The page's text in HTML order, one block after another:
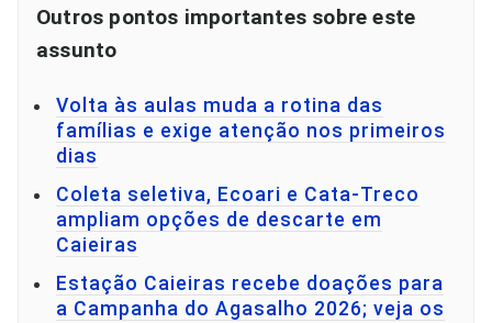
Outros pontos importantes sobre este
assunto
Volta às aulas muda a rotina das
famílias e exige atenção nos primeiros
dias
Coleta seletiva, Ecoari e Cata-Treco
ampliam opções de descarte em
Caieiras
Estação Caieiras recebe doações para
a Campanha do Agasalho 2026; veja os